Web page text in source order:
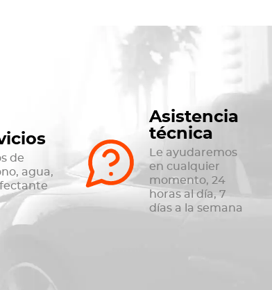
de
agua,
Asistencia
técnica
Le ayudaremos
en cualquier
momento, 24
horas al día, 7
días a la semana